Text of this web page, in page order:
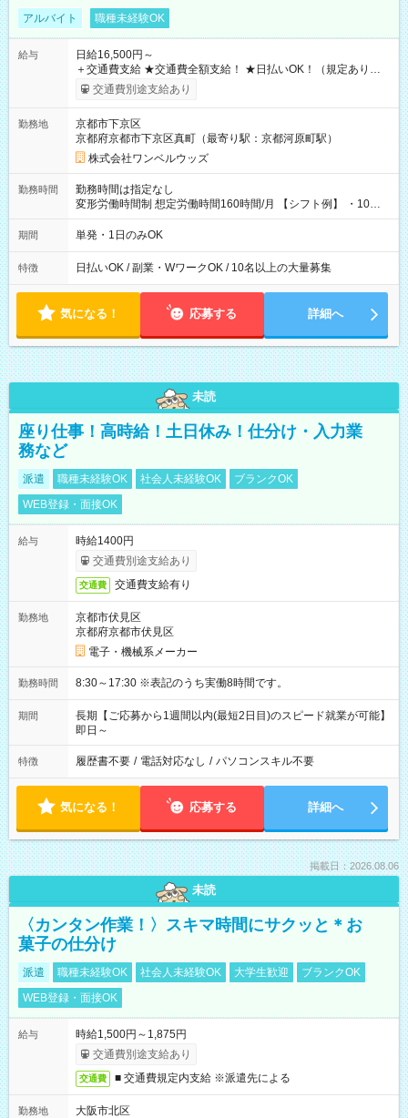
アルバイト 職種未経験OK
給与
日給16,500円～
＋交通費支給 ★交通費全額支給！ ★日払いOK！（規定あり） ┗
働いたその日に現金GET♪ お仕事後はコンビニATMから 日払
交通費別途支給あり
勤務地
京都市下京区
京都府京都市下京区真町（最寄り駅：京都河原町駅）
株式会社ワンベルウッズ
勤務時間
勤務時間は指定なし
変形労働時間制 想定労働時間160時間/月 【シフト例】 ・10：
00～20：00
期間 単発・1日のみOK
特徴 日払いOK / 副業・WワークOK / 10名以上の大量募集
気になる！ 応募する 詳細へ
未読
座り仕事！高時給！土日休み！仕分け・入力業
務など
派遣 職種未経験OK 社会人未経験OK
ブランクOK
WEB登録・面接OK
給与
時給1400円
交通費別途支給あり
交通費 交通費支給有り
勤務地
京都市伏見区
京都府京都市伏見区
電子・機械系メーカー
勤務時間 8:30～17:30 ※表記のうち実働8時間です。
期間
長期【ご応募から1週間以内(最短2日目)のスピード就業が可能】
即日～
特徴 履歴書不要 / 電話対応なし / パソコンスキル不要
気になる！ 応募する 詳細へ
掲載日：2026.08.06
未読
〈カンタン作業！〉スキマ時間にサクッと＊お
菓子の仕分け
派遣 職種未経験OK 社会人未経験OK 大学生歓迎
ブランクOK
WEB登録・面接OK
給与
時給1,500円～1,875円
交通費別途支給あり
交通費 ■ 交通費規定内支給 ※派遣先による
勤務地
大阪市北区